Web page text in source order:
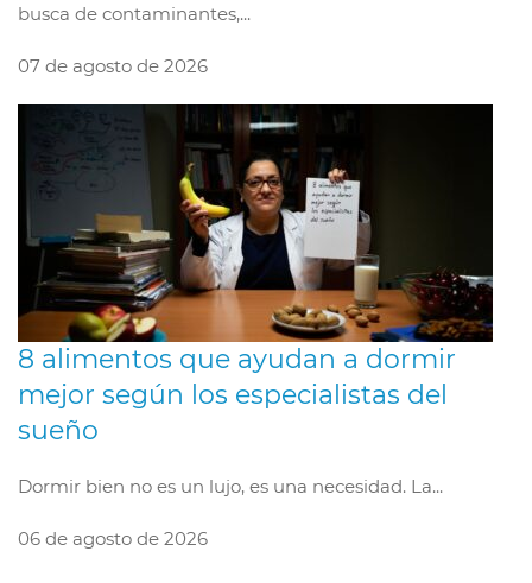
busca de contaminantes,...
07 de agosto de 2026
8 alimentos que ayudan a dormir
mejor según los especialistas del
sueño
Dormir bien no es un lujo, es una necesidad. La...
06 de agosto de 2026